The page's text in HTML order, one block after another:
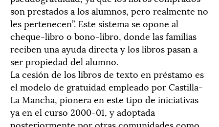
son prestados a los alumnos, pero realmente no
les pertenecen”. Este sistema se opone al
cheque-libro o bono-libro, donde las familias
reciben una ayuda directa y los libros pasan a
ser propiedad del alumno.
La cesión de los libros de texto en préstamo es
el modelo de gratuidad empleado por Castilla-
La Mancha, pionera en este tipo de iniciativas
ya en el curso 2000-01, y adoptada
posteriormente por otras comunidades como